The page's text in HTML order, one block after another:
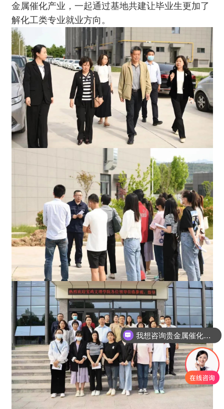
金属催化产业，一起通过基地共建让毕业生更加了
解化工类专业就业方向。
我想要业务经理的联系方式
我想咨询贵金属催化剂废料回收